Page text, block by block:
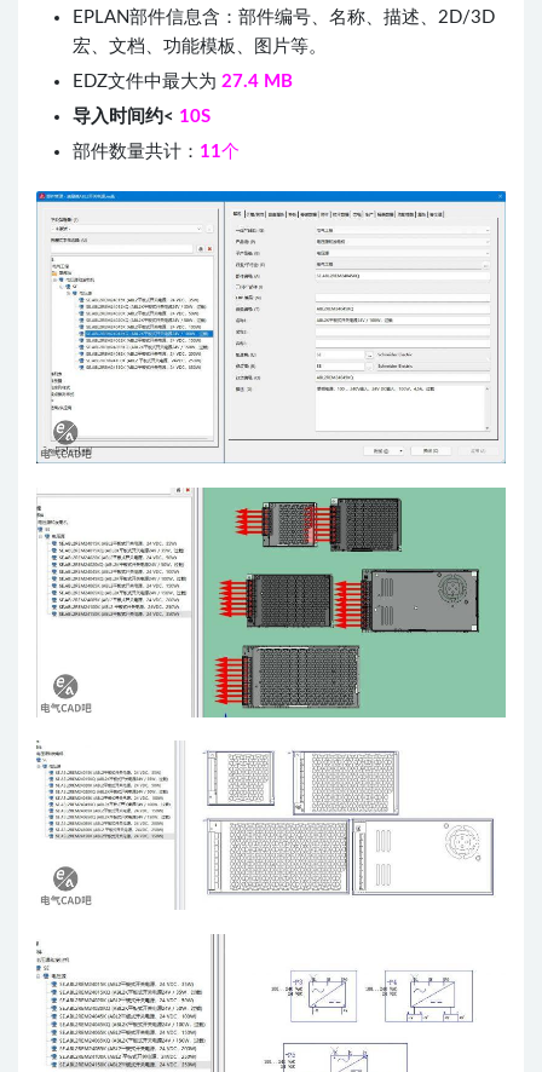
EPLAN部件信息含：部件编号、名称、描述、2D/3D
宏、文档、功能模板、图片等。
EDZ文件中最大为 27.4 MB
导入时间约< 10S
部件数量共计： 11个